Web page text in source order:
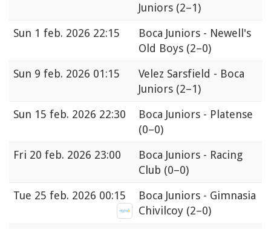
Juniors (2–1)
Sun 1 feb. 2026 22:15
Boca Juniors - Newell's
Old Boys (2–0)
Sun 9 feb. 2026 01:15
Velez Sarsfield - Boca
Juniors (2–1)
Sun 15 feb. 2026 22:30
Boca Juniors - Platense
(0–0)
Fri 20 feb. 2026 23:00
Boca Juniors - Racing
Club (0–0)
Tue 25 feb. 2026 00:15
Boca Juniors - Gimnasia
Chivilcoy (2–0)